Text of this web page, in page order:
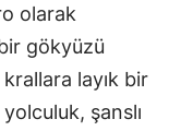
Kırklareli
Kırşehir
olarak
gökyüzü
layık bir
şanslı